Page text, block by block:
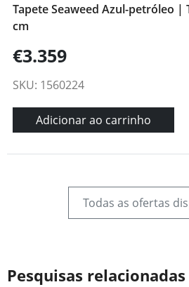
Tapete Seaweed Azul-petróleo |
cm
€3.359
SKU: 1560224
Adicionar ao carrinho
Todas as ofertas
Pesquisas relacionadas